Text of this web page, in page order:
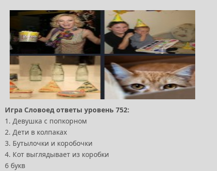
Игра Словоед ответы уровень 752:
1. Девушка с попкорном
2. Дети в колпаках
3. Бутылочки и коробочки
4. Кот выглядывает из коробки
6 букв